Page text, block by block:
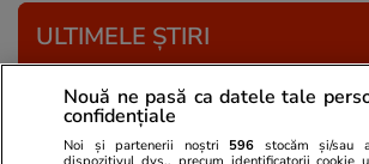
ULTIMELE ȘTIRI
Știri România
Rusia „testează capacitatea de
Nouă ne pasă ca datele tale
confidențiale
Noi și partenerii noștri 596 stocăm și/sau